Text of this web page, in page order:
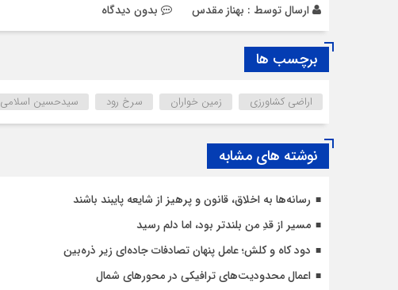
ارسال توسط : بهناز مقدس بدون دیدگاه
برچسب ها
اراضی کشاورزی زمین خواران سرخ رود سیدحسین اسلامی
نوشته های مشابه
رسانه‌ها به اخلاق، قانون و پرهیز از شایعه پایبند باشند
مسیر از قدِ من بلندتر بود، اما دلم رسید
دود کاه و کلش؛ عامل پنهان تصادفات جاده‌ای زیر ذره‌بین
اعمال محدودیت‌‌های ترافیکی در محورهای شمال